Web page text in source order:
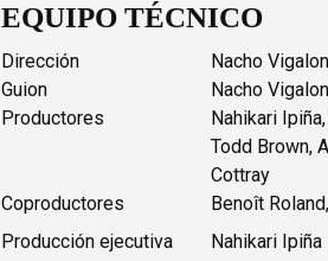
EQUIPO TÉCNICO
Dirección
Nacho
Guion
Nacho
Productores
Nahikari
Todd Brown,
Cottray
Coproductores
Benoît
Producción ejecutiva
Nahikari Ipiña